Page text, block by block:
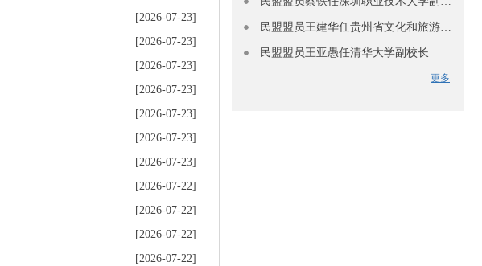
[2026-07-23]
[2026-07-23]
[2026-07-23]
[2026-07-23]
[2026-07-23]
[2026-07-23]
[2026-07-23]
[2026-07-22]
[2026-07-22]
[2026-07-22]
[2026-07-22]
民盟盟员王亚愚任清华大学副校长
更多